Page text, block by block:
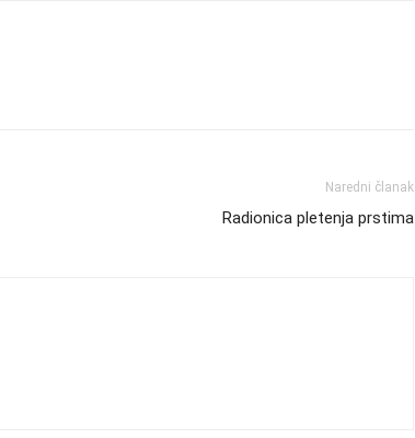
Naredni članak
Radionica pletenja prstima